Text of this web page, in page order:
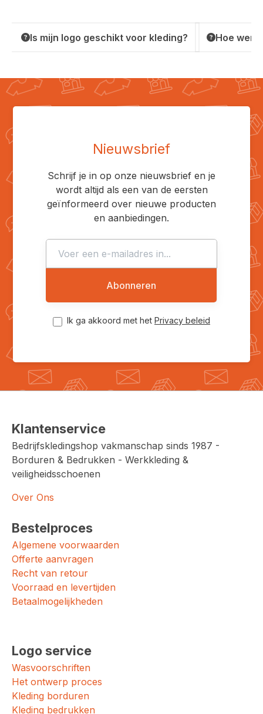
Is mijn logo geschikt voor kleding? Hoe
Nieuwsbrief
Schrijf je in op onze nieuwsbrief en je
wordt altijd als een van de eersten
geïnformeerd over nieuwe producten
en aanbiedingen.
Abonneren
Ik ga akkoord met het Privacy beleid
Klantenservice
Bedrijfskledingshop vakmanschap sinds 1987 -
Borduren & Bedrukken - Werkkleding &
veiligheidsschoenen
Over Ons
Bestelproces
Algemene voorwaarden
Offerte aanvragen
Recht van retour
Voorraad en levertijden
Betaalmogelijkheden
Logo service
Wasvoorschriften
Het ontwerp proces
Kleding borduren
Kleding bedrukken